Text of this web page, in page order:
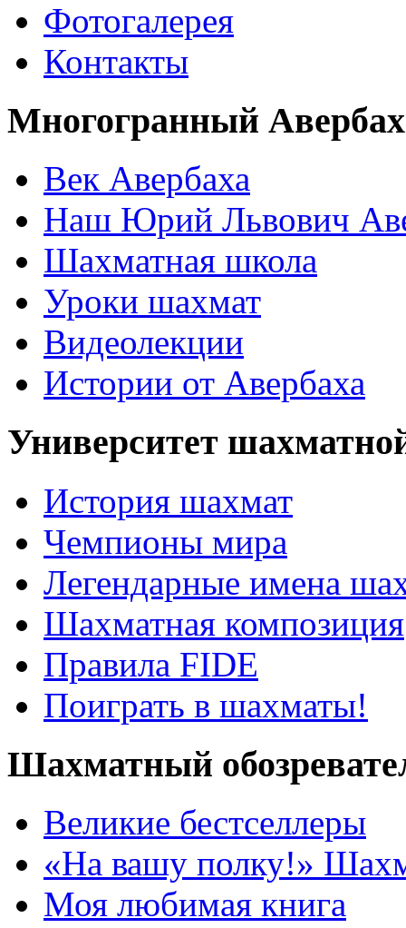
Фотогалерея
Контакты
Многогранный Авербах
Век Авербаха
Наш Юрий Львович
Шахматная школа
Уроки шахмат
Видеолекции
Истории от Авербаха
Университет
История шахмат
Чемпионы мира
Легендарные имена
Шахматная композиция
Правила FIDE
Поиграть в шахматы!
Шахматный
Великие бестселлеры
«На вашу полку!»
Моя любимая книга